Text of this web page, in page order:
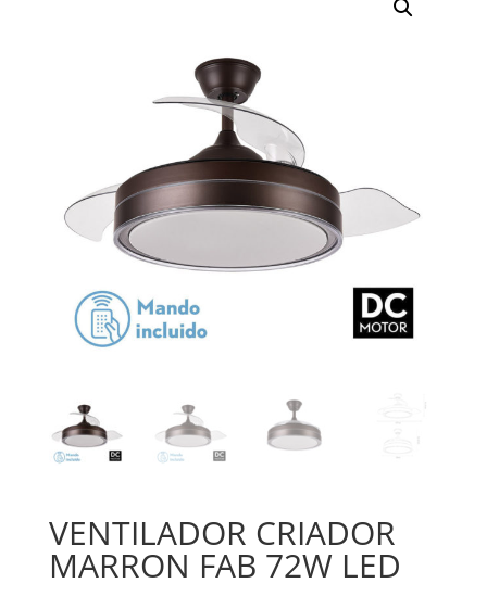
VENTILADOR CRIADOR
MARRON FAB 72W LED